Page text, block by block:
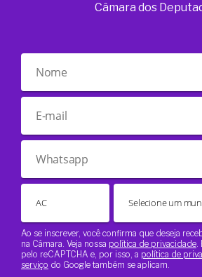
Câmara dos
Ao se inscrever, você confirma que deseja
na Câmara. Veja nossa política de privacidade
pelo reCAPTCHA e, por isso, a política de
serviço do Google também se aplicam.